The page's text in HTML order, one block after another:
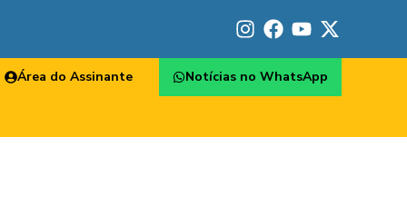
Área do Assinante Notícias no WhatsApp